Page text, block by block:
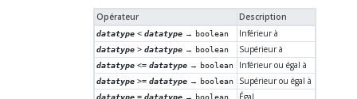
Opérateur Description
datatype < datatype → boolean Inférieur à
datatype > datatype → boolean Supérieur à
datatype <= datatype → boolean Inférieur ou égal à
datatype >= datatype → boolean Supérieur ou égal à
datatype = datatype boolean